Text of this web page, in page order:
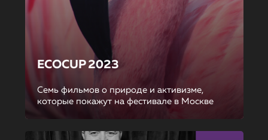
ECOCUP 2023
Семь фильмов о природе и активизме,
которые покажут на фестивале в Москве